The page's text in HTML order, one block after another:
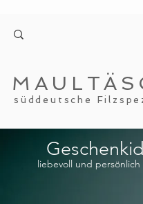
süddeutsche
liebevoll und persönlich